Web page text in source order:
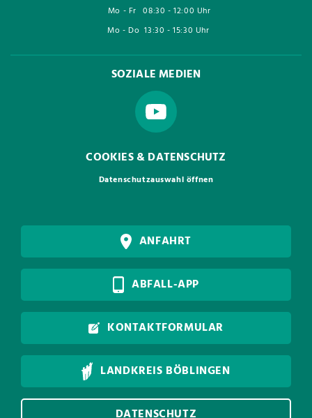
Mo - Fr 08:30 - 12:00 Uhr
Mo - Do 13:30 - 15:30 Uhr
SOZIALE MEDIEN
COOKIES & DATENSCHUTZ
Datenschutzauswahl öffnen
ANFAHRT
ABFALL-APP
KONTAKTFORMULAR
LANDKREIS BÖBLINGEN